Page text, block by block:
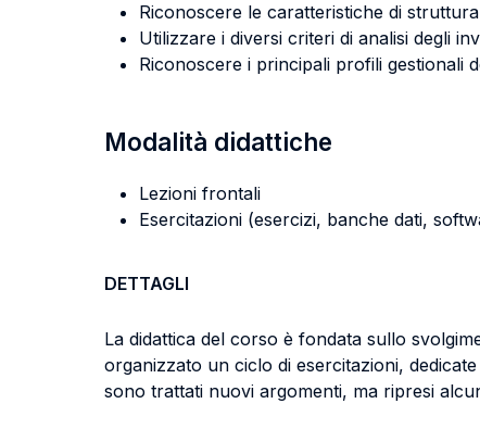
Riconoscere le caratteristiche di
Utilizzare i diversi criteri di analisi degli
Riconoscere i principali profili gestionali
Modalità didattiche
Lezioni frontali
Esercitazioni (esercizi, banche dati,
DETTAGLI
La didattica del corso è fondata sullo
organizzato un ciclo di esercitazioni,
sono trattati nuovi argomenti, ma ripresi